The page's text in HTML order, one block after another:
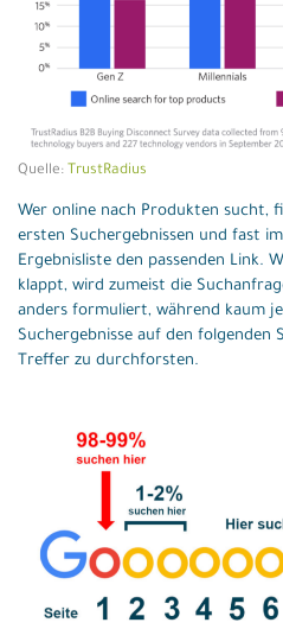
Quelle: TrustRadius
Wer online nach Produkten sucht,
ersten Suchergebnissen und fast
Ergebnisliste den passenden Link.
klappt, wird zumeist die
anders formuliert, während kaum
Suchergebnisse auf den folgenden
Treffer zu durchforsten.